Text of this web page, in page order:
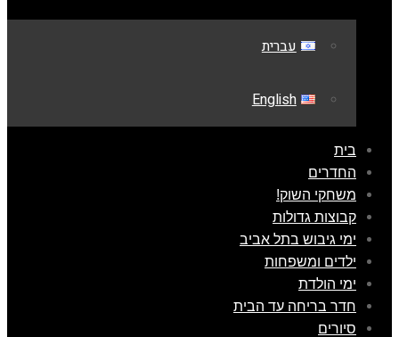
עברית
English
בית
החדרים
משחקי השוק!
קבוצות גדולות
ימי גיבוש בתל אביב
ילדים ומשפחות
ימי הולדת
חדר בריחה עד הבית
סיורים